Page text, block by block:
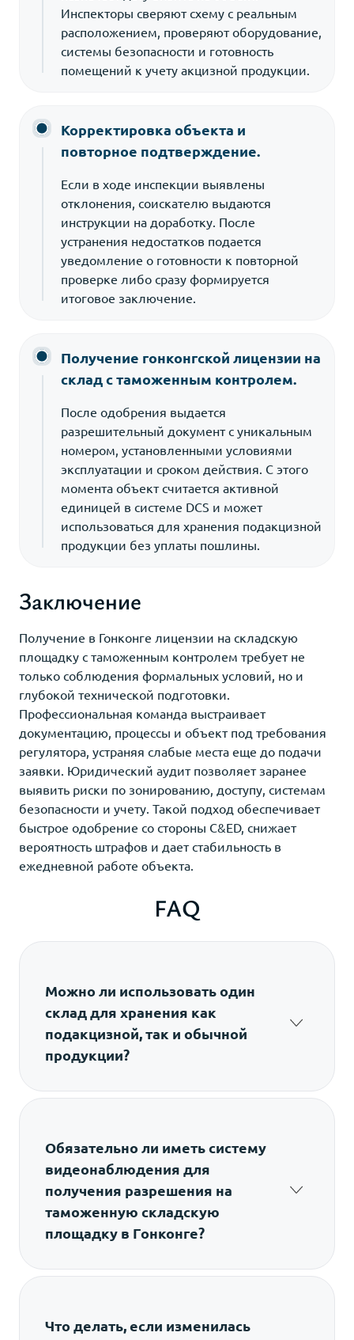
Инспекторы сверяют схему с реальным
расположением, проверяют оборудование,
системы безопасности и готовность
помещений к учету акцизной продукции.
Корректировка объекта и
повторное подтверждение.
Если в ходе инспекции выявлены
отклонения, соискателю выдаются
инструкции на доработку. После
устранения недостатков подается
уведомление о готовности к повторной
проверке либо сразу формируется
итоговое заключение.
Получение гонконгской лицензии на
склад с таможенным контролем.
После одобрения выдается
разрешительный документ с уникальным
номером, установленными условиями
эксплуатации и сроком действия. С этого
момента объект считается активной
единицей в системе DCS и может
использоваться для хранения подакцизной
продукции без уплаты пошлины.
Заключение
Получение в Гонконге лицензии на складскую
площадку с таможенным контролем требует не
только соблюдения формальных условий, но и
глубокой технической подготовки.
Профессиональная команда выстраивает
документацию, процессы и объект под требования
регулятора, устраняя слабые места еще до подачи
заявки. Юридический аудит позволяет заранее
выявить риски по зонированию, доступу, системам
безопасности и учету. Такой подход обеспечивает
быстрое одобрение со стороны C&ED, снижает
вероятность штрафов и дает стабильность в
ежедневной работе объекта.
FAQ
Можно ли использовать один
склад для хранения как
подакцизной, так и обычной
продукции?
операционном разделении зон. Нельзя
контроля доступа.
Обязательно ли иметь систему
видеонаблюдения для
получения разрешения на
таможенную складскую
площадку в Гонконге?
лицензии. Камеры должны охватывать все
Что делать, если изменилась